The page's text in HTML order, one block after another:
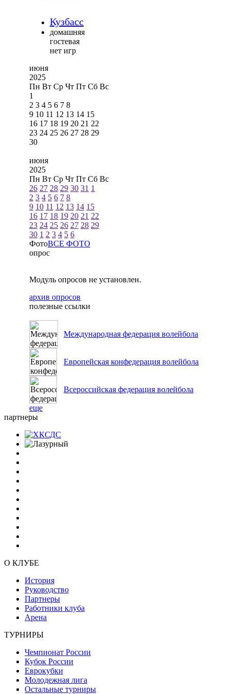
Кузбасс
домашняя
гостевая
нет игр
июня
2025
Пн Вт Ср Чт Пт Сб Вс
1
2 3 4 5 6 7 8
9 10 11 12 13 14 15
16 17 18 19 20 21 22
23 24 25 26 27 28 29
30
июня
2025
Пн Вт Ср Чт Пт Сб Вс
26 27 28 29 30 31 1
2 3 4 5 6 7 8
9 10 11 12 13 14 15
16 17 18 19 20 21 22
23 24 25 26 27 28 29
30 1 2 3 4 5 6
ФотоВСЕ ФОТО
опрос
Модуль опросов не установлен.
архив опросов
полезные ссылки
Международная федерация волейбола
Европейская конфедерация волейбола
Всероссийская федерация волейбола
еще
партнеры
О КЛУБЕ
История
Руководство
Партнеры
Работники клуба
Арена
ТУРНИРЫ
Чемпионат России
Кубок России
Еврокубки
Молодежная лига
Остальные турниры